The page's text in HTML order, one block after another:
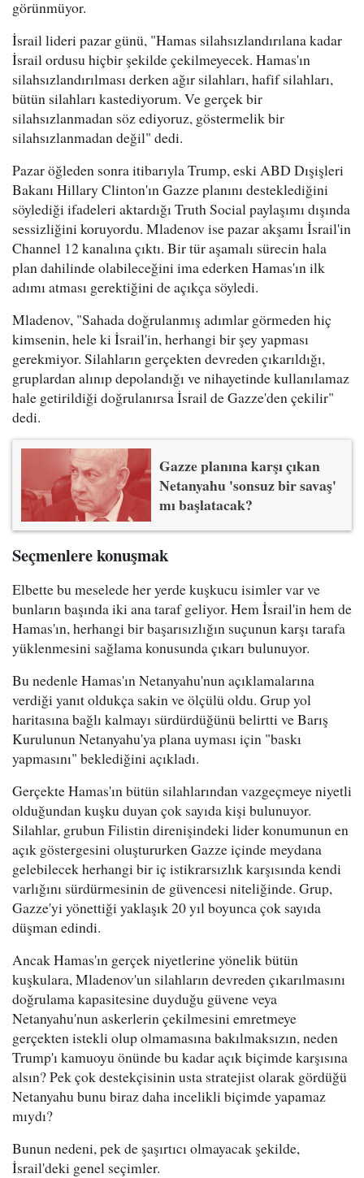
görünmüyor.
İsrail lideri pazar günü, "Hamas silahsızlandırılana kadar
İsrail ordusu hiçbir şekilde çekilmeyecek. Hamas'ın
silahsızlandırılması derken ağır silahları, hafif silahları,
bütün silahları kastediyorum. Ve gerçek bir
silahsızlanmadan söz ediyoruz, göstermelik bir
silahsızlanmadan değil" dedi.
Pazar öğleden sonra itibarıyla Trump, eski ABD Dışişleri
Bakanı Hillary Clinton'ın Gazze planını desteklediğini
söylediği ifadeleri aktardığı Truth Social paylaşımı dışında
sessizliğini koruyordu. Mladenov ise pazar akşamı İsrail'in
Channel 12 kanalına çıktı. Bir tür aşamalı sürecin hala
plan dahilinde olabileceğini ima ederken Hamas'ın ilk
adımı atması gerektiğini de açıkça söyledi.
Mladenov, "Sahada doğrulanmış adımlar görmeden hiç
kimsenin, hele ki İsrail'in, herhangi bir şey yapması
gerekmiyor. Silahların gerçekten devreden çıkarıldığı,
gruplardan alınıp depolandığı ve nihayetinde kullanılamaz
hale getirildiği doğrulanırsa İsrail de Gazze'den çekilir"
dedi.
Gazze planına karşı çıkan
Netanyahu 'sonsuz bir savaş'
mı başlatacak?
Seçmenlere konuşmak
Elbette bu meselede her yerde kuşkucu isimler var ve
bunların başında iki ana taraf geliyor. Hem İsrail'in hem de
Hamas'ın, herhangi bir başarısızlığın suçunun karşı tarafa
yüklenmesini sağlama konusunda çıkarı bulunuyor.
Bu nedenle Hamas'ın Netanyahu'nun açıklamalarına
verdiği yanıt oldukça sakin ve ölçülü oldu. Grup yol
haritasına bağlı kalmayı sürdürdüğünü belirtti ve Barış
Kurulunun Netanyahu'ya plana uyması için "baskı
yapmasını" beklediğini açıkladı.
Gerçekte Hamas'ın bütün silahlarından vazgeçmeye niyetli
olduğundan kuşku duyan çok sayıda kişi bulunuyor.
Silahlar, grubun Filistin direnişindeki lider konumunun en
açık göstergesini oluştururken Gazze içinde meydana
gelebilecek herhangi bir iç istikrarsızlık karşısında kendi
varlığını sürdürmesinin de güvencesi niteliğinde. Grup,
Gazze'yi yönettiği yaklaşık 20 yıl boyunca çok sayıda
düşman edindi.
Ancak Hamas'ın gerçek niyetlerine yönelik bütün
kuşkulara, Mladenov'un silahların devreden çıkarılmasını
doğrulama kapasitesine duyduğu güvene veya
Netanyahu'nun askerlerin çekilmesini emretmeye
gerçekten istekli olup olmamasına bakılmaksızın, neden
Trump'ı kamuoyu önünde bu kadar açık biçimde karşısına
alsın? Pek çok destekçisinin usta stratejist olarak gördüğü
Netanyahu bunu biraz daha incelikli biçimde yapamaz
mıydı?
Bunun nedeni, pek de şaşırtıcı olmayacak şekilde,
İsrail'deki genel seçimler.